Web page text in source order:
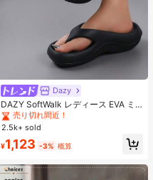
Dazy
DAZY SoftWalk レディース EVA ミ
ッドヒールプラットフォームビーチ
サンダル - 超軽量、通気性、快適、
滑り止め、柔らかいソール、ミニマ
ルデザイン、ビーチ、休暇、家庭で
の自由時間、デイリー着用に適し、
オールシーズン、スリップオン、無
地、プリントなし
#2 ベストセラー
売り切れ間近！
#2 ベストセラー
売り切れ間近！
#2 ベストセラー
売り切れ間近！
#2 ベストセラー
売り切れ間近！
2.5k+ sold
¥1,123 -3% 概算